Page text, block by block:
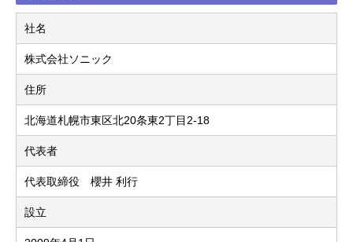
社名
株式会社ソニック
住所
北海道札幌市東区北20条東2丁目2-18
代表者
代表取締役 櫻井 利行
設立